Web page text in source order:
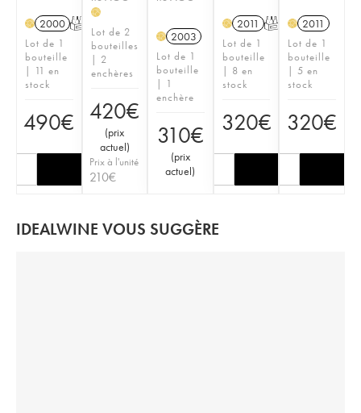
H 2000 T
Lot de 1
bouteille
| 11 en
stock
490€
H
Lot de 2
bouteilles
| 2
enchères
420€
(prix
actuel)
Prix à l'unité
210€
H 2003
Lot de 1
bouteille
| 1
enchère
310€
(prix
actuel)
H 2011 T
Lot de 1
bouteille
| 8 en
stock
320€
H 2011
Lot de 1
bouteille
| 5 en
stock
320€
IDEALWINE VOUS SUGGÈRE